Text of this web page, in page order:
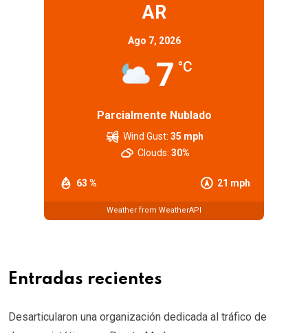
AR
Ago 7, 2026
7 °C
Parcialmente Nublado
63 % 21 mph
Wind Gust: 35 mph
Clouds: 30%
Weather from WeatherAPI
Entradas recientes
Desarticularon una organización dedicada al tráfico de